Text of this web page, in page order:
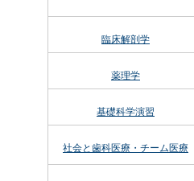
臨床解剖学
薬理学
基礎科学演習
社会と歯科医療・チーム医療